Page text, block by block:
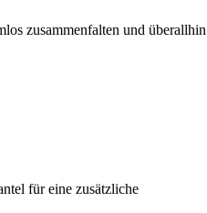
zusammenfalten und überallhin
für eine zusätzliche